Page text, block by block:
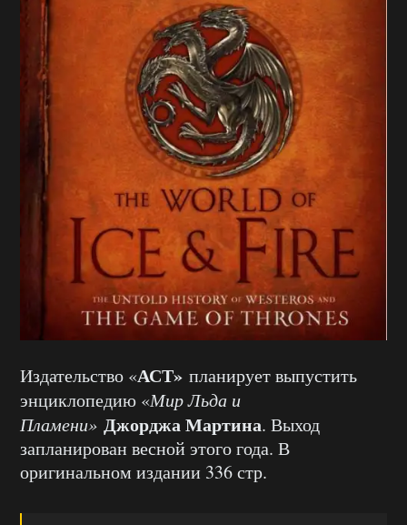
Издательство «АСТ» планирует выпустить
энциклопедию «Мир Льда и
Пламени» Джорджа Мартина. Выход
запланирован весной этого года. В
оригинальном издании 336 стр.